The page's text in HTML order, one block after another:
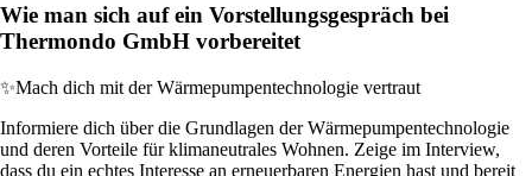
Wie man sich auf ein Vorstellungsgespräch bei
Thermondo GmbH vorbereitet
✨Mach dich mit der Wärmepumpentechnologie vertraut
Informiere dich über die Grundlagen der Wärmepumpentechnologie
und deren Vorteile für klimaneutrales Wohnen. Zeige im Interview,
dass du ein echtes Interesse an erneuerbaren Energien hast und bereit